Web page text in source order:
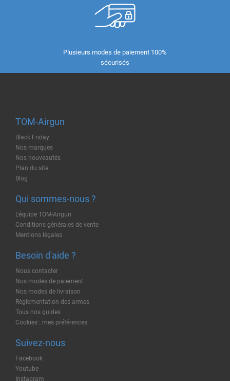
Plusieurs modes de paiement 100%
sécurisés
TOM-Airgun
Black Friday
Nos marques
Nos nouveautés
Plan du site
Blog
Qui sommes-nous ?
L'équipe TOM-Airgun
Conditions générales de vente
Mentions légales
Besoin d'aide ?
Nous contacter
Nos modes de paiement
Nos modes de livraison
Règlementation des armes
Tous nos guides
Cookies : mes préférences
Suivez-nous
Facebook
Youtube
Instagram